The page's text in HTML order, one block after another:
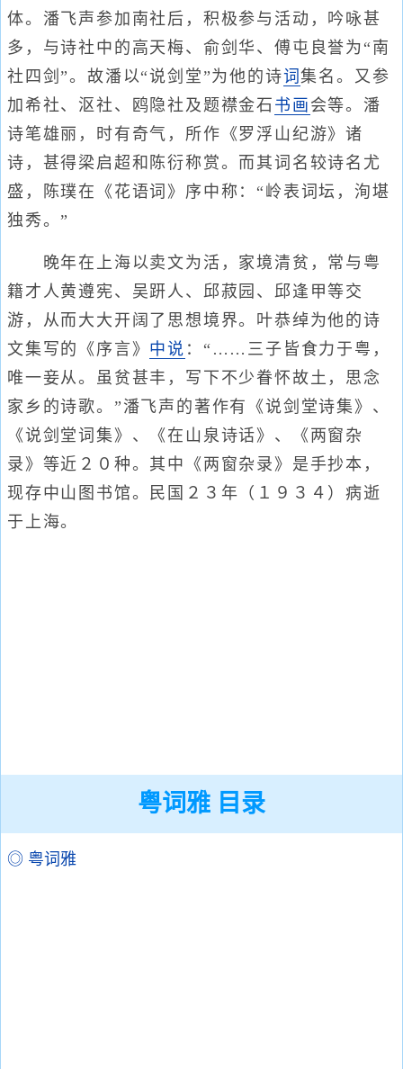
体。潘飞声参加南社后，积极参与活动，吟咏甚
多，与诗社中的高天梅、俞剑华、傅屯良誉为“南
社四剑”。故潘以“说剑堂”为他的诗词集名。又参
加希社、沤社、鸥隐社及题襟金石 书画 会等。潘
诗笔雄丽，时有奇气，所作《罗浮山纪游》诸
诗，甚得梁启超和陈衍称赏。而其词名较诗名尤
盛，陈璞在《花语词》序中称：“岭表词坛，洵堪
独秀。”
晚年在上海以卖文为活，家境清贫，常与粤
籍才人黄遵宪、吴趼人、邱菽园、邱逢甲等交
游，从而大大开阔了思想境界。叶恭绰为他的诗
文集写的《序言》 中说 ：“……三子皆食力于粤，
唯一妾从。虽贫甚丰，写下不少眷怀故土，思念
家乡的诗歌。”潘飞声的著作有《说剑堂诗集》、
《说剑堂词集》、《在山泉诗话》、《两窗杂
录》等近２０种。其中《两窗杂录》是手抄本，
现存中山图书馆。民国２３年（１９３４）病逝
于上海。
粤词雅 目录
◎ 粤词雅